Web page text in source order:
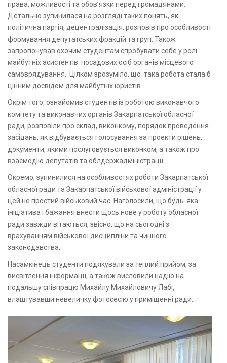
права, можливості та обов’язки перед громадянами.
Детально зупинилася на розгляді таких понять, як
політична партія, децентралізація, розповів про особливості
формування депутатських фракцій та груп. Також
запропонував охочим студентам спробувати себе у ролі
майбутніх асистентів посадових осіб органів місцевого
самоврядування. Цілком зрозуміло, що така робота стала б
цінним досвідом для майбутніх юристів.
Окрім того, ознайомив студентів із роботою виконавчого
комітету та виконавчих органів Закарпатської обласної
ради, розповіли про склад, виконкому, порядок проведення
засідань, як відбувається голосування за проекти рішень,
документи, якими послуговується виконком, а також про
взаємодію депутатів та облдержадміністрації.
Окремо, зупинилися на особливостях роботи Закарпатської
обласної ради та Закарпатської військової адміністрації у
цей не простий військовий час. Наголосили, що будь-яка
ініціатива і бажання внести щось нове у роботу обласної
ради завжди вітаються, звісно, що на сьогодні з
врахуванням військової дисципліни та чинного
законодавства.
Насамкінець студенти подякували за теплий прийом, за
висвітлення інформації, а також висловили надію на
подальшу співпрацю Михайлу Михайловичу Лабі,
влаштувавши невеличку фотосесію у приміщенні ради.